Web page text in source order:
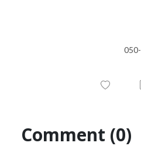
ואפשר גם לכתוב בווטסאפ, נשמח 050-
Comment (0)